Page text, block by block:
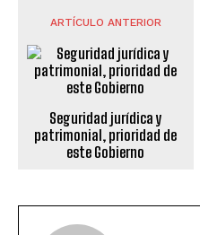
ARTÍCULO ANTERIOR
Seguridad jurídica y
patrimonial, prioridad de
este Gobierno